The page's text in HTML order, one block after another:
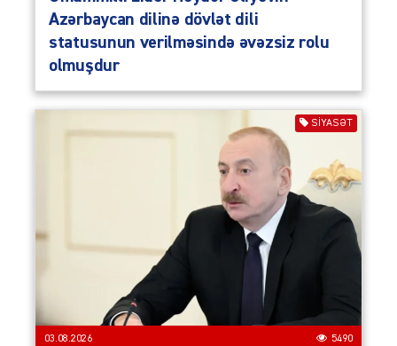
Azərbaycan dilinə dövlət dili
statusunun verilməsində əvəzsiz rolu
olmuşdur
SIYASƏT
03.08.2026 5490